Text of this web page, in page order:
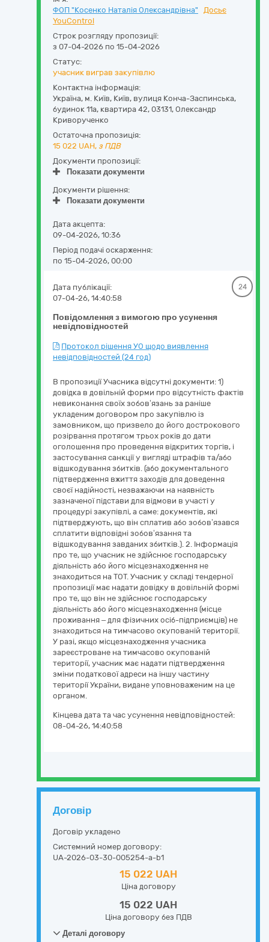
ФОП "Косенко Наталія Олександрівна"
Досьє
YouControl
Строк розгляду пропозиції:
з 07-04-2026 по 15-04-2026
Статус:
учасник виграв закупівлю
Контактна інформація:
Україна, м. Київ, Київ, вулиця Конча-Заспинська,
будинок 11а, квартира 42, 03131, Олександр
Криворученко
Остаточна пропозиція:
15 022 UAH, з ПДВ
Документи пропозиції:
Показати документи
Документи рішення:
Показати документи
Дата акцепта:
09-04-2026, 10:36
Період подачі оскарження:
по 15-04-2026, 00:00
Повідомлення з вимогою про усунення
невідповідностей
Дата публікації:
07-04-26, 14:40:58
24
Протокол рішення УО щодо виявлення
невідповідностей (24 год)
В пропозиції Учасника відсутні документи: 1)
довідка в довільній форми про відсутність фактів
невиконання своїх зобов’язань за раніше
укладеним договором про закупівлю із
замовником, що призвело до його дострокового
розірвання протягом трьох років до дати
оголошення про проведення відкритих торгів, і
застосування санкції у вигляді штрафів та/або
відшкодування збитків. (або документального
підтвердження вжиття заходів для доведення
своєї надійності, незважаючи на наявність
зазначеної підстави для відмови в участі у
процедурі закупівлі, а саме: документів, які
підтверджують, що він сплатив або зобов’язався
сплатити відповідні зобов’язання та
відшкодування завданих збитків.). 2. Інформація
про те, що учасник не здійснює господарську
діяльність або його місцезнаходження не
знаходиться на ТОТ. Учасник у складі тендерної
пропозиції має надати довідку в довільній формі
про те, що він не здійснює господарську
діяльність або його місцезнаходження (місце
проживання – для фізичних осіб-підприємців) не
знаходиться на тимчасово окупованій території.
У разі, якщо місцезнаходження учасника
зареєстроване на тимчасово окупованій
території, учасник має надати підтвердження
зміни податкової адреси на іншу частину
території України, видане уповноваженим на це
органом.
Кінцева дата та час усунення невідповідностей:
08-04-26, 14:40:58
Договір
Договір укладено
Системний номер договору:
UA-2026-03-30-005254-a-b1
15 022 UAH
Ціна договору
15 022 UAH
Ціна договору без ПДВ
Деталі договору